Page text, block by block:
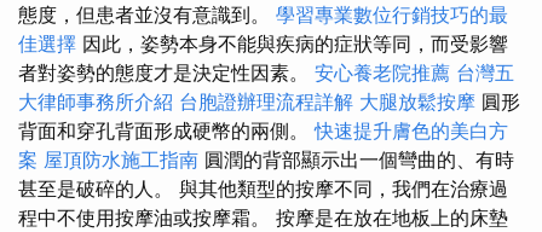
態度，但患者並沒有意識到。 學習專業數位行銷技巧的最
佳選擇 因此，姿勢本身不能與疾病的症狀等同，而受影響
者對姿勢的態度才是決定性因素。 安心養老院推薦 台灣五
大律師事務所介紹 台胞證辦理流程詳解 大腿放鬆按摩 圓形
背面和穿孔背面形成硬幣的兩側。快速提升膚色的美白方
案 屋頂防水施工指南 圓潤的背部顯示出一個彎曲的、有時
甚至是破碎的人。 與其他類型的按摩不同，我們在治療過
程中不使用按摩油或按摩霜。 按摩是在放在地板上的床墊